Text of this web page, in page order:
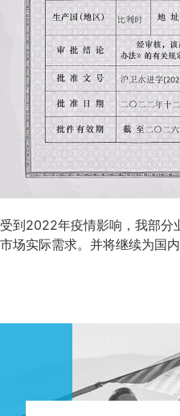
受到2022年疫情影响，我部分
市场实际需求。并将继续为国